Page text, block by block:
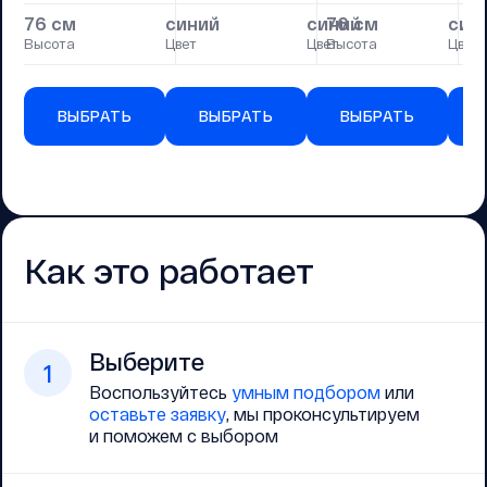
76 см
Высота
ВЫБРАТЬ
синий
Цвет
76 см
Высота
ВЫБРАТЬ
синий
Цвет
ВЫБРАТЬ
Цвет
Как это работает
1 Выберите
Воспользуйтесь умным подбором или
оставьте заявку, мы проконсультируем
и поможем с выбором